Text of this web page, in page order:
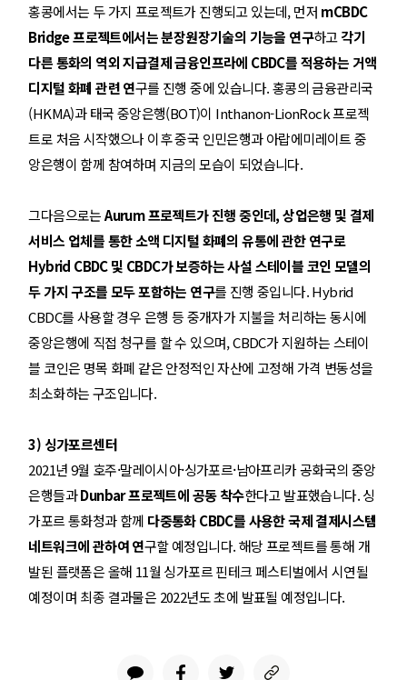
홍콩에서는 두 가지 프로젝트가 진행되고 있는데, 먼저 mCBDC
Bridge 프로젝트에서는 분장원장기술의 기능을 연구하고각기
다른 통화의 역외 지급결제 금융인프라에 CBDC를 적용하는 거액
디지털 화폐 관련 연구를 진행 중에 있습니다. 홍콩의 금융관리국
(HKMA)과 태국 중앙은행(BOT)이 Inthanon-LionRock 프로젝
트로 처음 시작했으나 이후 중국 인민은행과 아랍에미레이트 중
앙은행이 함께 참여하며 지금의 모습이 되었습니다.
그다음으로는Aurum 프로젝트가 진행 중인데, 상업은행 및 결제
서비스 업체를 통한 소액 디지털 화폐의 유통에 관한 연구로
Hybrid CBDC 및 CBDC가 보증하는 사설 스테이블 코인 모델의
두 가지 구조를 모두 포함하는 연구를 진행 중입니다.Hybrid
CBDC를 사용할 경우 은행 등 중개자가 지불을 처리하는 동시에
중앙은행에 직접 청구를 할 수 있으며, CBDC가 지원하는 스테이
블 코인은 명목 화폐 같은 안정적인 자산에 고정해 가격 변동성을
최소화하는 구조입니다.
3) 싱가포르센터
2021년 9월 호주·말레이시아·싱가포르·남아프리카 공화국의 중앙
은행들과Dunbar 프로젝트에 공동 착수한다고 발표했습니다. 싱
가포르 통화청과 함께 다중통화 CBDC를 사용한 국제 결제시스템
네트워크에 관하여 연구할 예정입니다. 해당 프로젝트를 통해 개
발된 플랫폼은 올해 11월 싱가포르 핀테크 페스티벌에서 시연될
예정이며 최종 결과물은 2022년도 초에 발표될 예정입니다.